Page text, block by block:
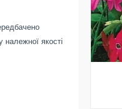
належної якості